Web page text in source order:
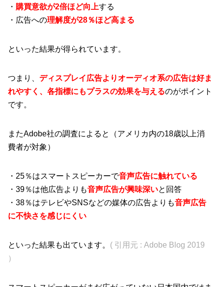
・ 購買意欲が2倍ほど向上する
・広告への理解度が28％ほど高まる
といった結果が得られています。
つまり、 ディスプレイ広告よりオーディオ系の広告は好ま
れやすく、各指標にもプラスの効果を与えるのがポイント
です。
またAdobe社の調査によると（アメリカ内の18歳以上消
費者が対象）
・25％はスマートスピーカーで音声広告に触れている
・39％は他広告よりも音声広告が興味深いと回答
・38％はテレビやSNSなどの媒体の広告よりも音声広告
に不快さを感じにくい
といった結果も出ています。 ( 引用元 : Adobe Blog 2019
）